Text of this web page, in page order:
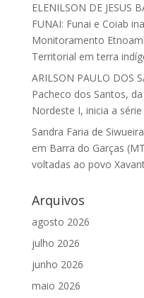
ELENILSON DE JESUS
FUNAI: Funai e Coiab
Monitoramento
Territorial em terra
ARILSON PAULO DOS
Pacheco dos Santos,
Nordeste I, inicia a
Sandra Faria de Siwueira
em Barra do Garças
voltadas ao povo
Arquivos
agosto 2026
julho 2026
junho 2026
maio 2026